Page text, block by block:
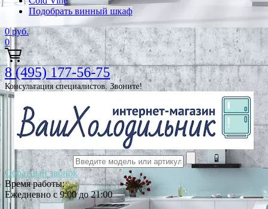
Подобрать винный шкаф
0 руб.
0
8 (495) 177-56-75
Консультация специалистов. Звоните!
Обратный звонок
Время работы:
Ежедневно с 9:00 до 21:00